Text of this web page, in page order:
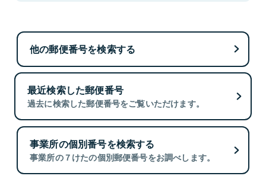
他の郵便番号を検索する
最近検索した郵便番号
過去に検索した郵便番号をご覧いただけます。
事業所の個別番号を検索する
事業所の７けたの個別郵便番号をお調べします。